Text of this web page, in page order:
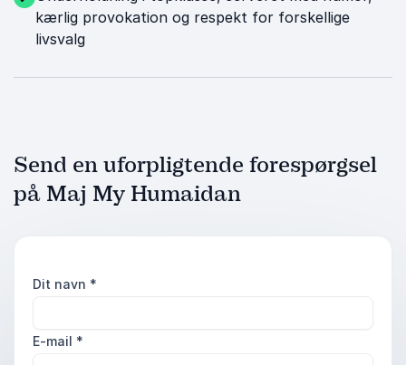
kærlig provokation og respekt for forskellige
livsvalg
Send en uforpligtende forespørgsel
på Maj My Humaidan
Dit navn *
E-mail *